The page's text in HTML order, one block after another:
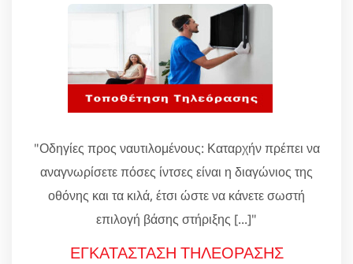
"Οδηγίες προς ναυτιλομένους: Καταρχήν πρέπει να
αναγνωρίσετε πόσες ίντσες είναι η διαγώνιος της
οθόνης και τα κιλά, έτσι ώστε να κάνετε σωστή
επιλογή βάσης στήριξης [...]"
ΕΓΚΑΤΑΣΤΑΣΗ ΤΗΛΕΟΡΑΣΗΣ